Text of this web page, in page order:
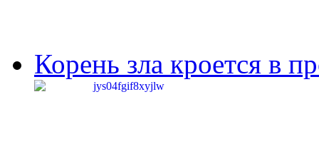
Корень зла кроется в